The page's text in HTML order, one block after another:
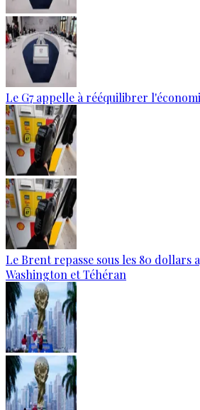
Le G7 appelle à rééquilibrer
Le Brent repasse sous les 80 dollars
Washington et Téhéran